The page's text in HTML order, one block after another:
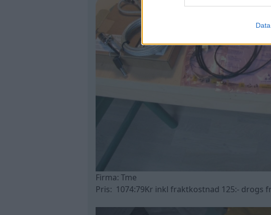
Firma: Tme
Pris: 1074:79Kr inkl fraktkostnad 125:- drogs